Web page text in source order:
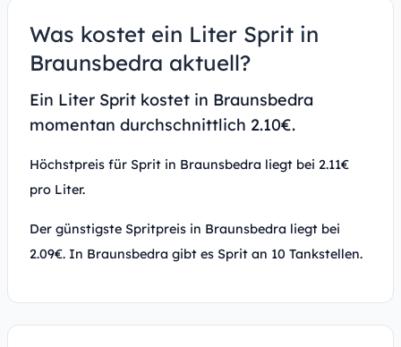
Was kostet ein Liter Sprit in
Braunsbedra aktuell?
Ein Liter Sprit kostet in Braunsbedra
momentan durchschnittlich 2.10€.
Höchstpreis für Sprit in Braunsbedra liegt bei 2.11€
pro Liter.
Der günstigste Spritpreis in Braunsbedra liegt bei
2.09€. In Braunsbedra gibt es Sprit an 10 Tankstellen.